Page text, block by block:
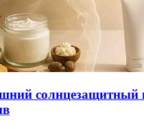
солнцезащитный